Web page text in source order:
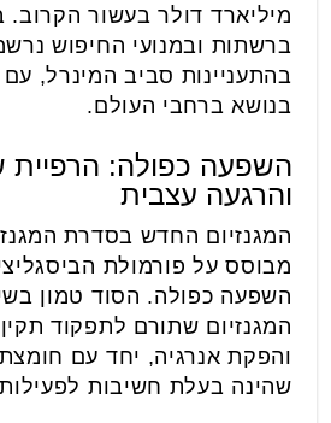
מיליארד דולר בעשור הקרוב.
ברשתות ובמנועי החיפוש
בהתעניינות סביב המינרל, עם
בנושא ברחבי העולם.
השפעה כפולה: הרפיית
והרגעה עצבית
המגנזיום החדש בסדרת
מבוסס על פורמולת
השפעה כפולה. הסוד טמון
המגנזיום שתורם לתפקוד
והפקת אנרגיה, יחד עם חומצת
שהינה בעלת חשיבות